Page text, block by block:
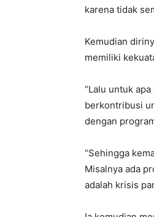
karena tidak
Kemudian
memiliki
“Lalu untuk
berkontribusi
dengan
“Sehingga
Misalnya ada
adalah krisis